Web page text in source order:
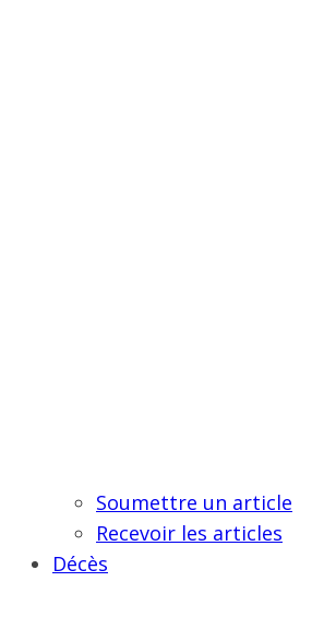
Soumettre un article
Recevoir les articles
Décès